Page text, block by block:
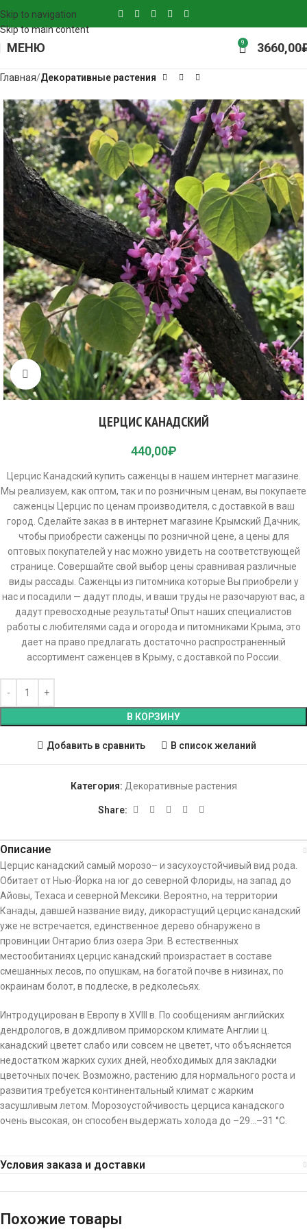
Skip to navigation
Skip to main content
МЕНЮ 9 3660,00
Главная Декоративные растения
Click to enlarge
ЦЕРЦИС КАНАДСКИЙ
440,00₽
Церцис Канадский купить саженцы в нашем интернет магазине.
Мы реализуем, как оптом, так и по розничным ценам, вы покупаете
саженцы Церцис по ценам производителя, с доставкой в ваш
город. Сделайте заказ в в интернет магазине Крымский Дачник,
чтобы приобрести саженцы по розничной цене, а цены для
оптовых покупателей у нас можно увидеть на соответствующей
странице. Совершайте свой выбор цены сравнивая различные
виды рассады. Саженцы из питомника которые Вы приобрели у
нас и посадили — дадут плоды, и ваши труды не разочаруют вас, а
дадут превосходные результаты! Опыт наших специалистов
работы с любителями сада и огорода и питомниками Крыма, это
дает на право предлагать достаточно распространенный
ассортимент саженцев в Крыму, с доставкой по России.
В КОРЗИНУ
Добавить в сравнить В список желаний
Категория: Декоративные растения
Share:
Описание
Церцис канадский самый морозо– и засухоустойчивый вид рода.
Обитает от Нью-Йорка на юг до северной Флориды, на запад до
Айовы, Техаса и северной Мексики. Вероятно, на территории
Канады, давшей название виду, дикорастущий церцис канадский
уже не встречается, единственное дерево обнаружено в
провинции Онтарио близ озера Эри. В естественных
местообитаниях церцис канадский произрастает в составе
смешанных лесов, по опушкам, на богатой почве в низинах, по
окраинам болот, в подлеске, в редколесьях.
Интродуцирован в Европу в XVIII в. По сообщениям английских
дендрологов, в дождливом приморском климате Англии ц.
канадский цветет слабо или совсем не цветет, что объясняется
недостатком жарких сухих дней, необходимых для закладки
цветочных почек. Возможно, растению для нормального роста и
развития требуется континентальный климат с жарким
засушливым летом. Морозоустойчивость церциса канадского
очень высокая, он способен выдержать холода до –29…–31 °C.
Условия заказа и доставки
Похожие товары